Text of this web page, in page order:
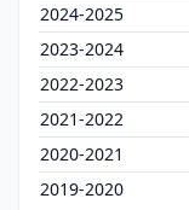
2024-2025
2023-2024
2022-2023
2021-2022
2020-2021
2019-2020